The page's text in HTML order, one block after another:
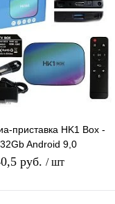
в 1
К
избранное
Недоступно
приставка HK1 Box -
Android 9,0
Smart tv IPTV
руб. / шт